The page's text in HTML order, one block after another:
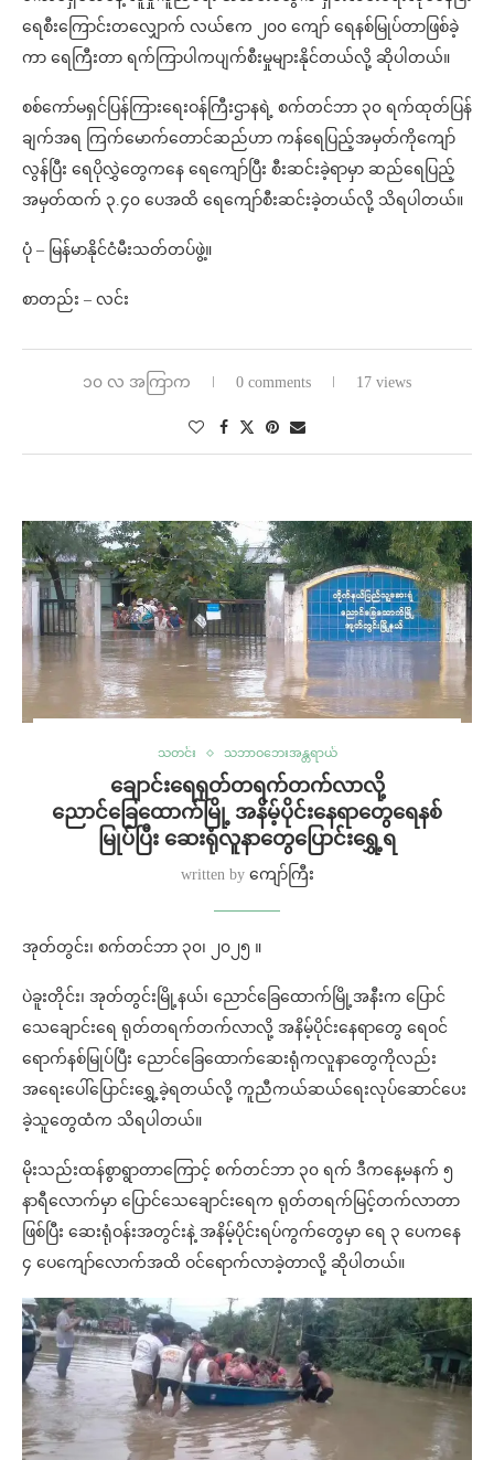
ရေစီးကြောင်းတလျှောက် လယ်ဧက ၂၀၀ ကျော် ရေနစ်မြုပ်တာဖြစ်ခဲ့
ကာ ရေကြီးတာ ရက်ကြာပါကပျက်စီးမှုများနိုင်တယ်လို့ ဆိုပါတယ်။
စစ်ကော်မရှင်ပြန်ကြားရေးဝန်ကြီးဌာနရဲ့ စက်တင်ဘာ ၃၀ ရက်ထုတ်ပြန်
ချက်အရ ကြက်မောက်တောင်ဆည်ဟာ ကန်ရေပြည့်အမှတ်ကိုကျော်
လွန်ပြီး ရေပိုလွှဲတွေကနေ ရေကျော်ပြီး စီးဆင်းခဲ့ရာမှာ ဆည်ရေပြည့်
အမှတ်ထက် ၃.၄၀ ပေအထိ ရေကျော်စီးဆင်းခဲ့တယ်လို့ သိရပါတယ်။
ပုံ – မြန်မာနိုင်ငံမီးသတ်တပ်ဖွဲ့။
စာတည်း – လင်း
၁၀ လ အကြာက 0 comments 17 views
သတင်း သဘာဝဘေးအန္တရာယ်
ချောင်းရေရုတ်တရက်တက်လာလို့
ညောင်ခြေထောက်မြို့ အနိမ့်ပိုင်းနေရာတွေရေနစ်
မြုပ်ပြီး ဆေးရုံလူနာတွေပြောင်းရွှေ့ရ
written by ကျော်ကြီး
အုတ်တွင်း၊ စက်တင်ဘာ ၃၀၊ ၂၀၂၅ ။
ပဲခူးတိုင်း၊ အုတ်တွင်းမြို့နယ်၊ ညောင်ခြေထောက်မြို့အနီးက ပြောင်
သေချောင်းရေ ရုတ်တရက်တက်လာလို့ အနိမ့်ပိုင်းနေရာတွေ ရေဝင်
ရောက်နစ်မြုပ်ပြီး ညောင်ခြေထောက်ဆေးရုံကလူနာတွေကိုလည်း
အရေးပေါ်ပြောင်းရွှေ့ခဲ့ရတယ်လို့ ကူညီကယ်ဆယ်ရေးလုပ်ဆောင်ပေး
ခဲ့သူတွေထံက သိရပါတယ်။
မိုးသည်းထန်စွာရွာတာကြောင့် စက်တင်ဘာ ၃၀ ရက် ဒီကနေ့မနက် ၅
နာရီလောက်မှာ ပြောင်သေချောင်းရေက ရုတ်တရက်မြင့်တက်လာတာ
ဖြစ်ပြီး ဆေးရုံဝန်းအတွင်းနဲ့ အနိမ့်ပိုင်းရပ်ကွက်တွေမှာ ရေ ၃ ပေကနေ
၄ ပေကျော်လောက်အထိ ဝင်ရောက်လာခဲ့တာလို့ ဆိုပါတယ်။